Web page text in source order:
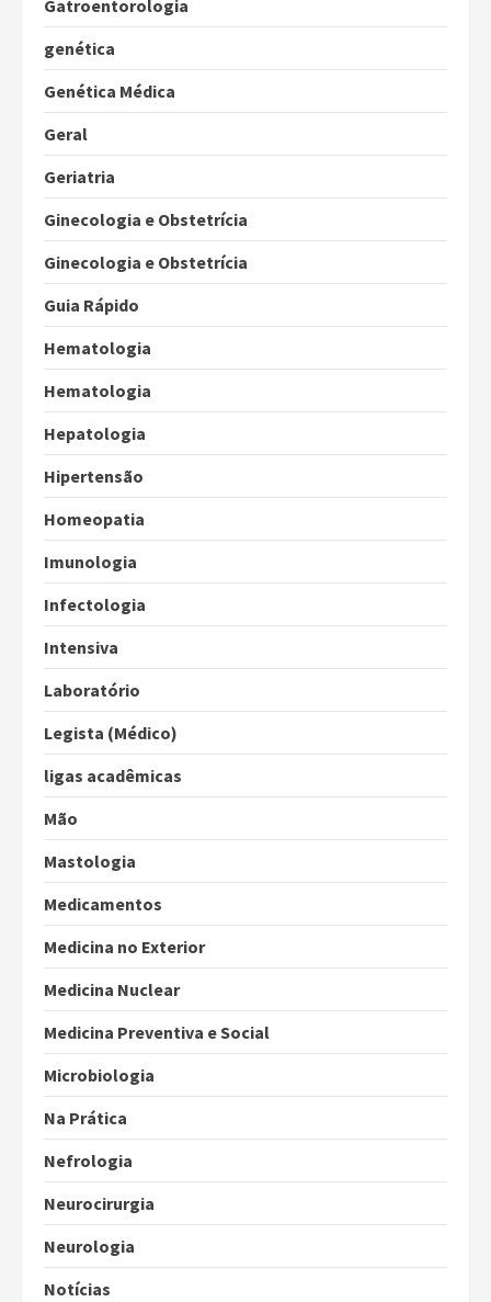
Gatroentorologia
genética
Genética Médica
Geral
Geriatria
Ginecologia e Obstetrícia
Ginecologia e Obstetrícia
Guia Rápido
Hematologia
Hematologia
Hepatologia
Hipertensão
Homeopatia
Imunologia
Infectologia
Intensiva
Laboratório
Legista (Médico)
ligas acadêmicas
Mão
Mastologia
Medicamentos
Medicina no Exterior
Medicina Nuclear
Medicina Preventiva e Social
Microbiologia
Na Prática
Nefrologia
Neurocirurgia
Neurologia
Notícias